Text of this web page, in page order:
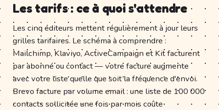
Les tarifs : ce à quoi s'attendre
Les cinq éditeurs mettent régulièrement à jour leurs
grilles tarifaires. Le schéma à comprendre :
Mailchimp, Klaviyo, ActiveCampaign et Kit facturent
par abonné ou contact — votre facture augmente
avec votre liste quelle que soit la fréquence d'envoi.
Brevo facture par volume email : une liste de 100 000
contacts sollicitée une fois par mois coûte